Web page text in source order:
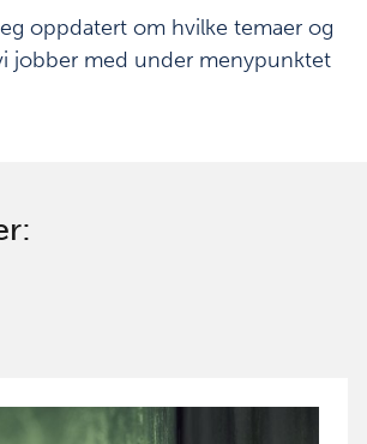
oppdatert om hvilke temaer og
jobber med under menypunktet